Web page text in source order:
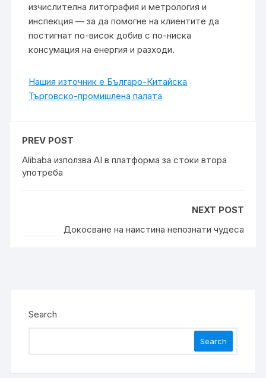
изчислителна литография и метрология и
инспекция — за да помогне на клиентите да
постигнат по-висок добив с по-ниска
консумация на енергия и разходи.
Нашия източник е Българо-Китайска
Търговско-промишлена палaта
PREV POST
Alibaba използва AI в платформа за стоки втора
употреба
NEXT POST
Докосване на наистина непознати чудеса
Search
Search